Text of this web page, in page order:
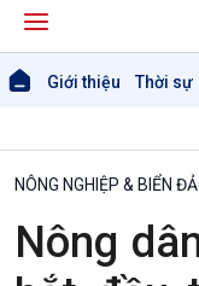
Giới thiệu Thời sự
NÔNG NGHIỆP & BIỂN
Nông